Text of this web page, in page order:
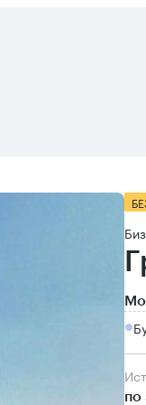
по